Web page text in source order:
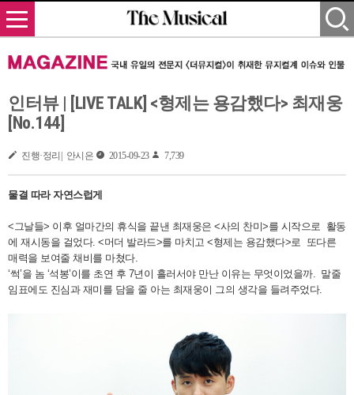
인터뷰 | [LIVE TALK] <형제는 용감했다> 최재웅
[No.144]
진행·정리| 안시은 2015-09-23 7,739
물결 따라 자연스럽게
<그날들> 이후 얼마간의 휴식을 끝낸 최재웅은 <사의 찬미>를 시작으로 활동
에 재시동을 걸었다. <머더 발라드>를 마치고 <형제는 용감했다>로 또다른
매력을 보여줄 채비를 마쳤다.
‘썩’을 놈 ‘석봉’이를 초연 후 7년이 흘러서야 만난 이유는 무엇이었을까. 말줄
임표에도 진심과 재미를 담을 줄 아는 최재웅이 그의 생각을 들려주었다.